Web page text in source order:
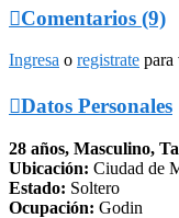
Comentarios (9)
Ingresa o registrate para
Datos Personales
28 años, Masculino,
Ubicación: Ciudad de
Estado: Soltero
Ocupación: Godin